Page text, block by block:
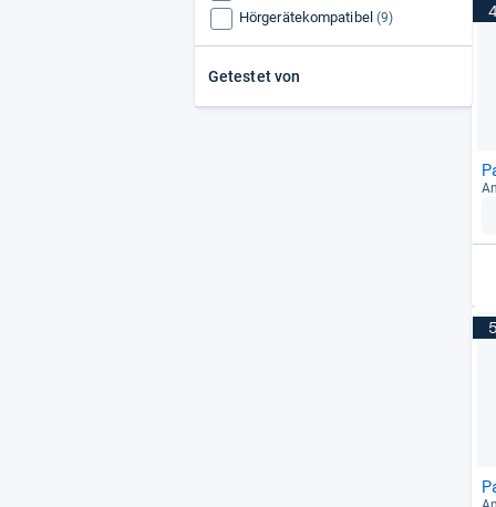
Hörgerätekompatibel (9)
Getestet von